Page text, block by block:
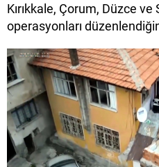
Kırıkkale, Çorum, Düzce
operasyonları